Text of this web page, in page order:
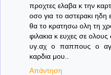
προχτες ελαβα κ την
οσο για το αστερακι ηδη
θα το κρατησω ολη τη
φιλακια κ ευχες σε ολους
υγ.αχ ο παππους ο
καρδια μου..
Απάντηση